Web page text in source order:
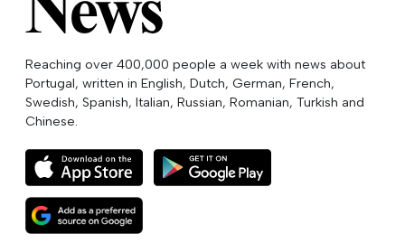
Reaching over 400,000 people a week with news about
Portugal, written in English, Dutch, German, French,
Swedish, Spanish, Italian, Russian, Romanian, Turkish and
Chinese.